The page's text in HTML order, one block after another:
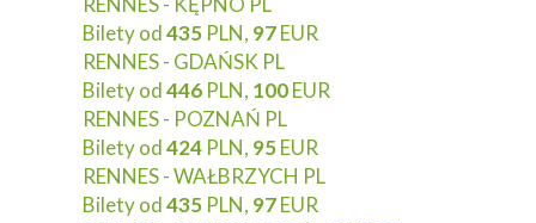
Bilety od435 PLN, 97EUR
RENNES - GDAŃSK PL
Bilety od446 PLN, 100EUR
RENNES - POZNAŃ PL
Bilety od424 PLN, 95EUR
RENNES - WAŁBRZYCH PL
Bilety od435 PLN, 97EUR